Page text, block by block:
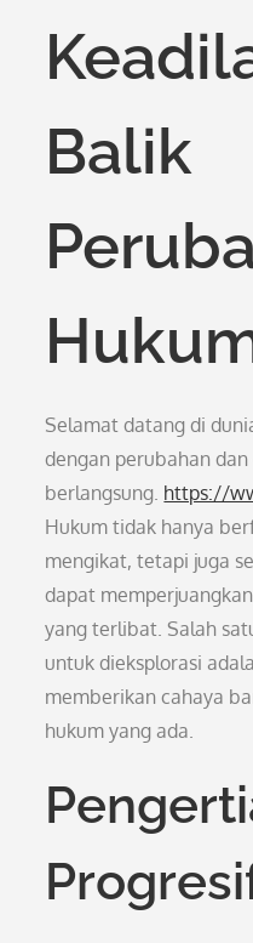
Balik
Selamat datang di
dengan perubahan
berlangsung. https://
Hukum tidak hanya
mengikat, tetapi juga
dapat
yang terlibat. Salah
untuk dieksplorasi
memberikan cahaya
hukum yang ada.